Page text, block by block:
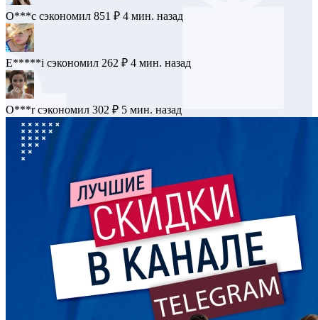
O***c сэкономил 851 ₽ 4 мин. назад
E*****i сэкономил 262 ₽ 4 мин. назад
O***r сэкономил 302 ₽ 5 мин. назад